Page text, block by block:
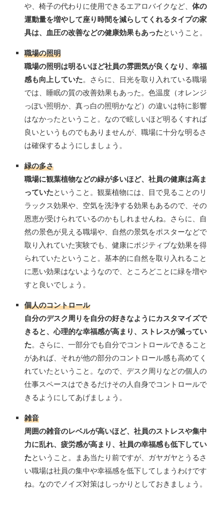
や、椅子の代わりに使用できるエアロバイクなど、 体の
運動量を増やして座り時間を減らしてくれるタイプの家
具は、血圧の改善などの健康効果もあったということ。
職場の照明
職場の照明は明るいほど社員の雰囲気が良くなり、幸福
感も向上していた。さらに、日光を取り入れている職場
では、睡眠の質の改善効果もあった。色温度（オレンジ
っぽい照明か、真っ白の照明かなど）の違いは特に影響
はなかったということ。なので眩しいほど明るくすれば
良いというものでもありませんが、職場に十分な明るさ
は確保するようにしましょう。
緑の多さ
職場に観葉植物などの緑が多いほど、社員の健康は高ま
っていたということ。観葉植物には、目で見ることのリ
ラックス効果や、空気を洗浄する効果もあるので、その
恩恵が受けられているのかもしれませんね。さらに、自
然の景色が見える職場や、自然の景気をポスターなどで
取り入れていた実験でも、健康にポジティブな効果を得
られていたということ。基本的に自然を取り入れること
に悪い効果はないようなので、ところどことに緑を増や
すと良いでしょう。
個人のコントロール
自分のデスク周りを自分の好きなようにカスタマイズで
きると、心理的な幸福感が高まり、ストレスが減ってい
た。さらに、一部分でも自分でコントロールできること
があれば、それが他の部分のコントロール感も高めてく
れていたということ。なので、デスク周りなどの個人の
仕事スペースはできるだけその人自身でコントロールで
きるようにしてあげましょう。
雑音
周囲の雑音のレベルが高いほど、社員のストレスや集中
力に乱れ、疲労感が高まり、社員の幸福感も低下してい
たということ。まあ当たり前ですが、ガヤガヤとうるさ
い職場は社員の集中や幸福感を低下してしまうわけです
ね。なのでノイズ対策はしっかりとしておきましょう。